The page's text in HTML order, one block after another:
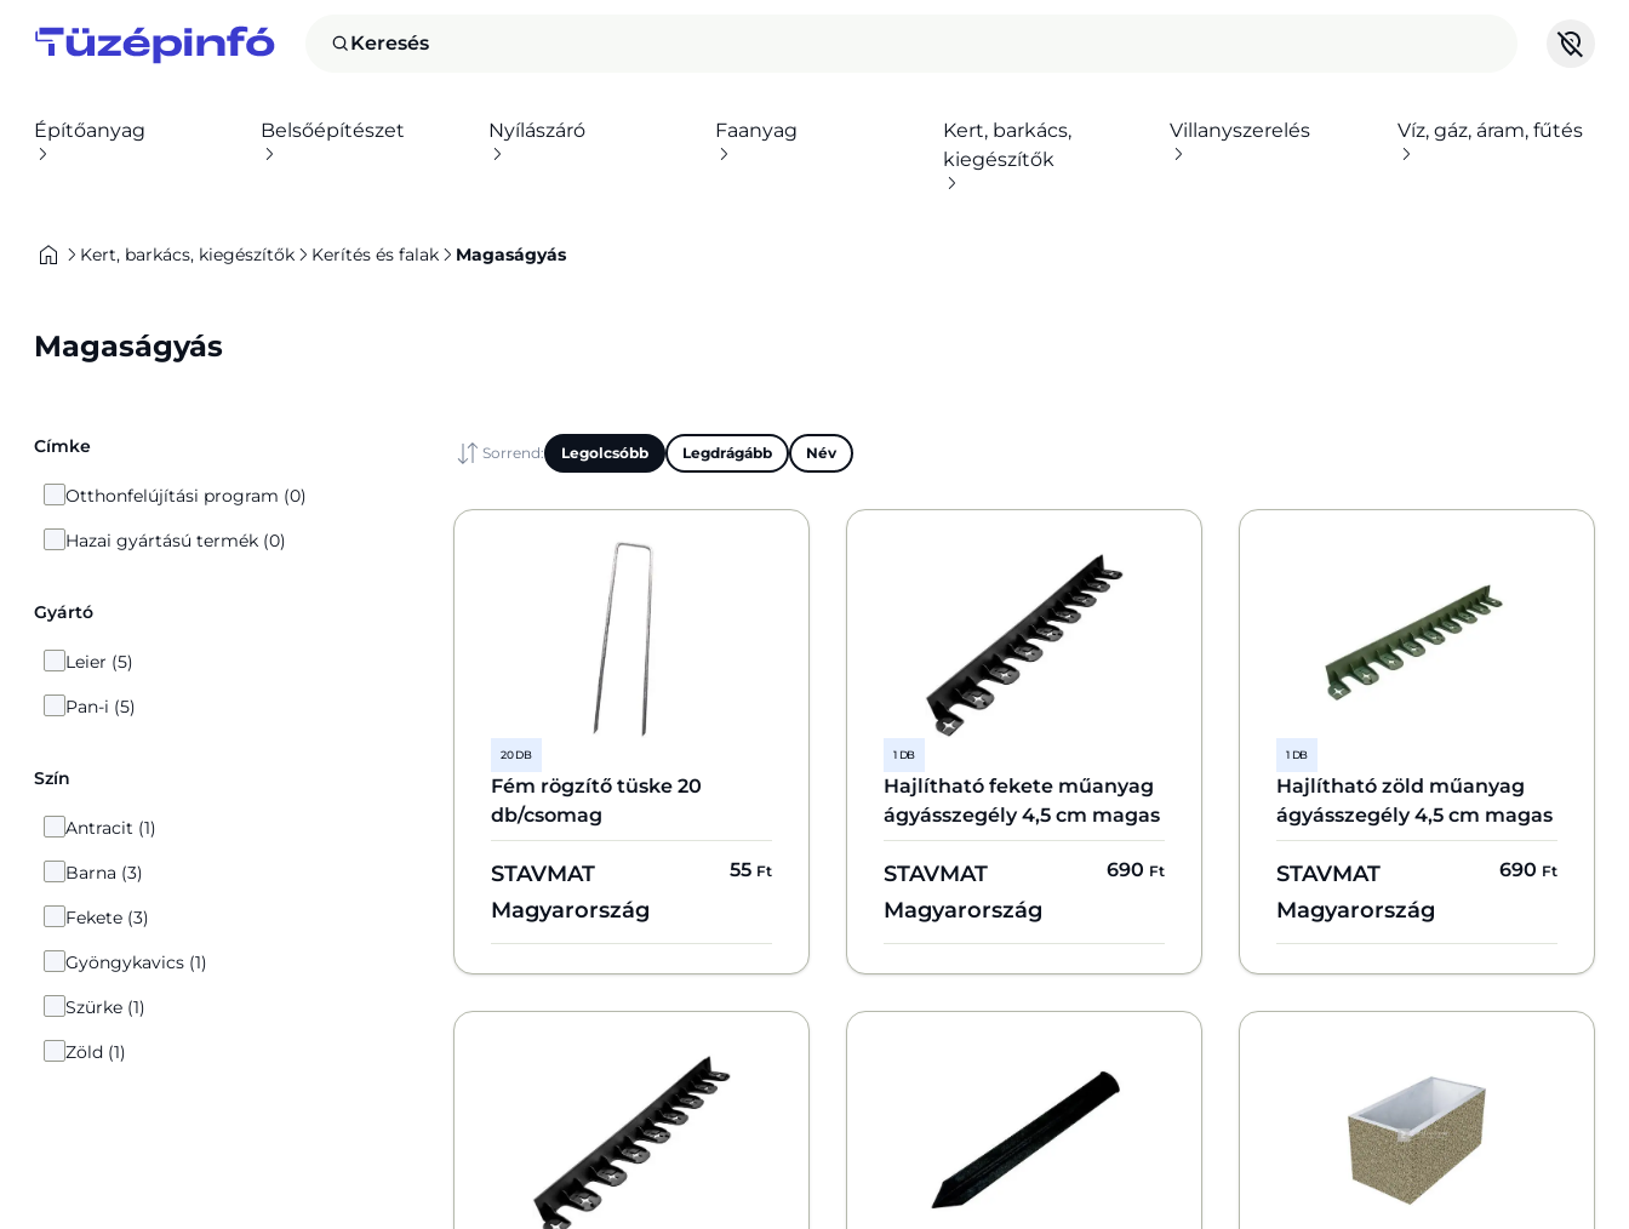
Keresés
Építőanyag Belsőépítészet Nyílászáró Faanyag
Kert, barkács,
kiegészítők
Villanyszerelés Víz, gáz, áram, fűtés
Kert, barkács, kiegészítők Kerítés és falak Magaságyás
Magaságyás
Címke
Otthonfelújítási program (0)
Hazai gyártású termék (0)
Gyártó
Leier (5)
Pan-i (5)
Szín
Antracit (1)
Barna (3)
Fekete (3)
Gyöngykavics (1)
Szürke (1)
Zöld (1)
Sorrend: Legolcsóbb Legdrágább Név
20 DB
Fém rögzítő tüske 20
db/csomag
STAVMAT
Magyarország
55 Ft
1 DB
Hajlítható fekete műanyag
ágyásszegély 4,5 cm magas
STAVMAT
Magyarország
690 Ft
1 DB
Hajlítható zöld műanyag
ágyásszegély 4,5 cm magas
STAVMAT
Magyarország
690 Ft